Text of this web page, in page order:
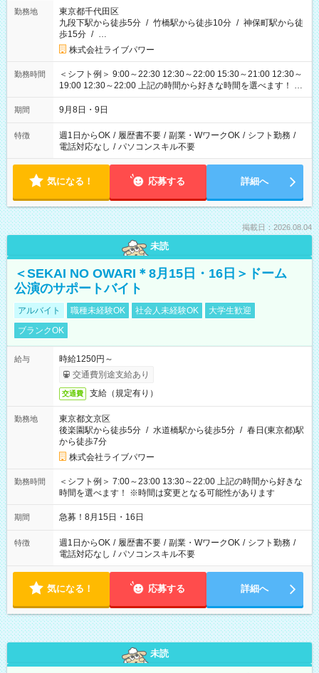
勤務地
東京都千代田区
九段下駅から徒歩5分 / 竹橋駅から徒歩10分 / 神保町駅から徒
歩15分 / …
株式会社ライブパワー
勤務時間
＜シフト例＞ 9:00～22:30 12:30～22:00 15:30～21:00 12:30～
19:00 12:30～22:00 上記の時間から好きな時間を選べます！ ※
時間は変更となる可能性があります
期間 9月8日・9日
特徴 週1日からOK / 履歴書不要 / 副業・WワークOK / シフト勤務 /
電話対応なし / パソコンスキル不要
気になる！ 応募する 詳細へ
掲載日：2026.08.04
未読
＜SEKAI NO OWARI＊8月15日・16日＞ドーム
公演のサポートバイト
アルバイト 職種未経験OK 社会人未経験OK
大学生歓迎
ブランクOK
給与
時給1250円～
交通費別途支給あり
交通費 支給（規定有り）
勤務地
東京都文京区
後楽園駅から徒歩5分 / 水道橋駅から徒歩5分 / 春日(東京都)駅
から徒歩7分
株式会社ライブパワー
勤務時間
＜シフト例＞ 7:00～23:00 13:30～22:00 上記の時間から好きな
時間を選べます！ ※時間は変更となる可能性があります
期間 急募！8月15日・16日
特徴 週1日からOK / 履歴書不要 / 副業・WワークOK / シフト勤務 /
電話対応なし / パソコンスキル不要
気になる！ 応募する 詳細へ
未読